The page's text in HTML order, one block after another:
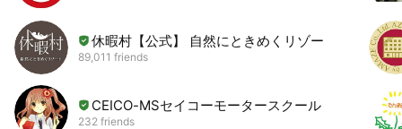
休暇村【公式】 自然にときめくリゾート
89,011 friends
CEICO-MSセイコーモータースクール
232 friends